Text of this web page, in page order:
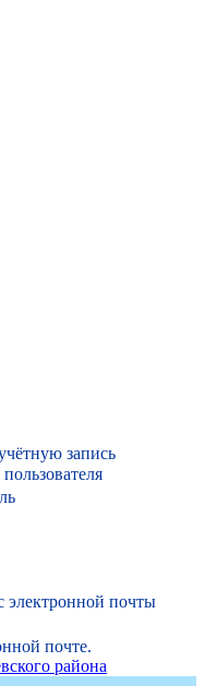
запись
электронной почты
почте.
района